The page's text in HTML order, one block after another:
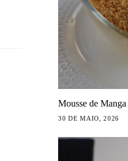
Mousse de Manga
30 DE MAIO, 2026